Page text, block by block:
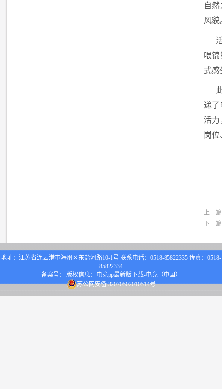
自
风貌
喂
式感
递了
活力
岗位
上一
下一
地址：江苏省连云港市海州区东盐河路10-1号 联系电话：0518-85822335 传真：0518-
85822334
备案号： 版权信息：电竞pp最新版下载-电竞（中国）
苏公网安备 32070502010514号